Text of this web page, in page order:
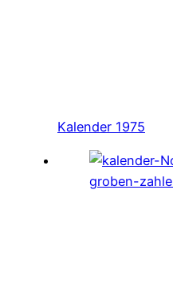
Kalender 1975